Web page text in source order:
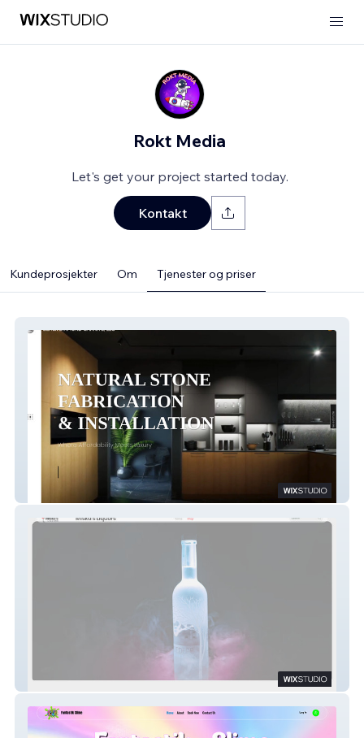
Rokt Media
Let's get your project started today.
Kontakt
Kundeprosjekter Om Tjenester og priser
Black Diamond Granit
Miska's Liquors